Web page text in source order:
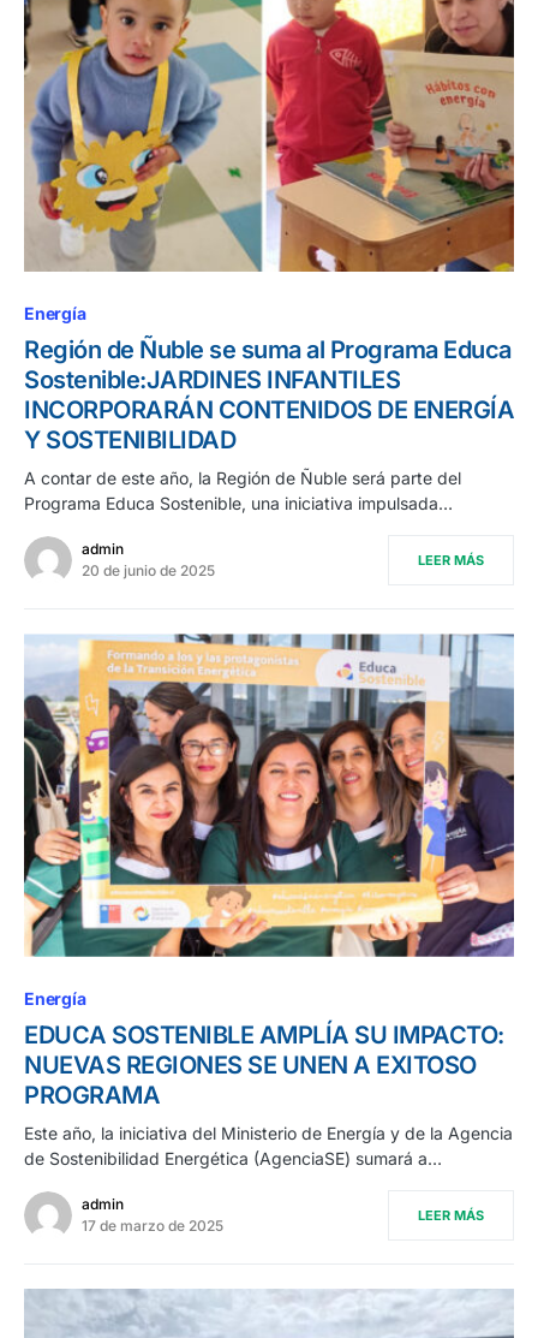
Energía
Región de Ñuble se suma al Programa Educa
Sostenible:JARDINES INFANTILES
INCORPORARÁN CONTENIDOS DE ENERGÍA
Y SOSTENIBILIDAD
A contar de este año, la Región de Ñuble será parte del
Programa Educa Sostenible, una iniciativa impulsada…
admin
20 de junio de 2025
LEER MÁS
Energía
EDUCA SOSTENIBLE AMPLÍA SU IMPACTO:
NUEVAS REGIONES SE UNEN A EXITOSO
PROGRAMA
Este año, la iniciativa del Ministerio de Energía y de la Agencia
de Sostenibilidad Energética (AgenciaSE) sumará a…
admin
17 de marzo de 2025
LEER MÁS